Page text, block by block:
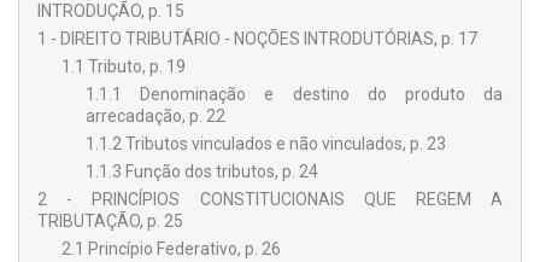
INTRODUÇÃO, p. 15
1 - DIREITO TRIBUTÁRIO - NOÇÕES INTRODUTÓRIAS, p. 17
1.1 Tributo, p. 19
1.1.1 Denominação e destino do produto da
arrecadação, p. 22
1.1.2 Tributos vinculados e não vinculados, p. 23
1.1.3 Função dos tributos, p. 24
2 - PRINCÍPIOS CONSTITUCIONAIS QUE REGEM A
TRIBUTAÇÃO, p. 25
2.1 Princípio Federativo, p. 26